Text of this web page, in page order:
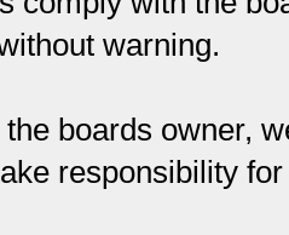
warning.
boards owner,
responsibility